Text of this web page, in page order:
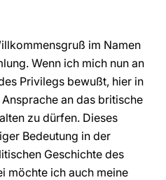
im Namen
Wenn ich mich nun an
Privilegs bewußt, hier in
Ansprache an das britische
zu dürfen. Dieses
Bedeutung in der
Geschichte des
möchte ich auch meine